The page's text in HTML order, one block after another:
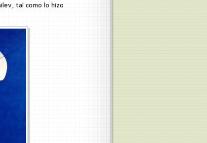
tal como lo hizo